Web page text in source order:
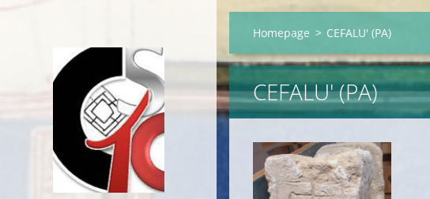
Homepage > CEFALU' (PA)
CEFALU' (PA)